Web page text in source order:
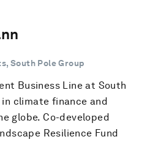
South Pole Group
Business Line at South
in climate finance and
globe. Co-developed
Resilience Fund